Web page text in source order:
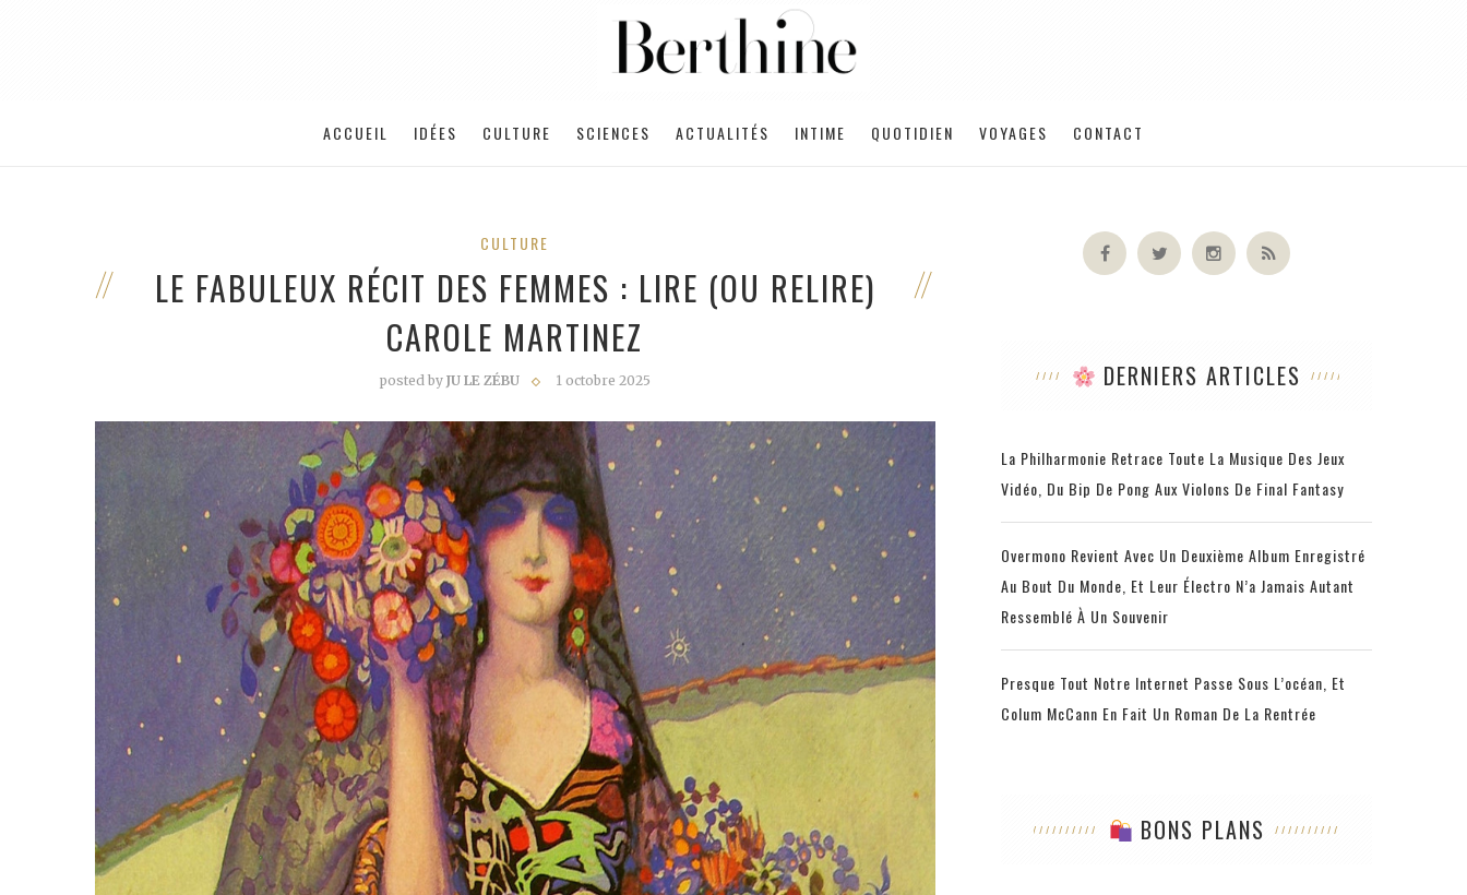
ACCUEIL IDÉES CULTURE SCIENCES ACTUALITÉS INTIME QUOTIDIEN VOYAGES CONTACT
CULTURE
LE FABULEUX RÉCIT DES FEMMES : LIRE (OU RELIRE)
CAROLE MARTINEZ
posted by JU LE ZÉBU 1 octobre 2025 DERNIERS ARTICLES
La Philharmonie Retrace Toute La Musique Des Jeux
Vidéo, Du Bip De Pong Aux Violons De Final Fantasy
Overmono Revient Avec Un Deuxième Album Enregistré
Au Bout Du Monde, Et Leur Électro N’a Jamais Autant
Ressemblé À Un Souvenir
Presque Tout Notre Internet Passe Sous L’océan, Et
Colum McCann En Fait Un Roman De La Rentrée
BONS PLANS